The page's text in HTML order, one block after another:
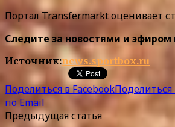
Портал Transfermarkt оценивает
Следите за новостями и эфиром
Источник:news.sportbox.ru
Поделиться в Facebook
по Email
Предыдущая статья